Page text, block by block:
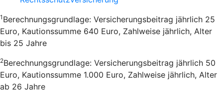
1 Berechnungsgrundlage: Versicherungsbeitrag jährlich 25
Euro, Kautionssumme 640 Euro, Zahlweise jährlich, Alter
bis 25 Jahre
2Berechnungsgrundlage: Versicherungsbeitrag jährlich 50
Euro, Kautionssumme 1.000 Euro, Zahlweise jährlich, Alter
ab 26 Jahre